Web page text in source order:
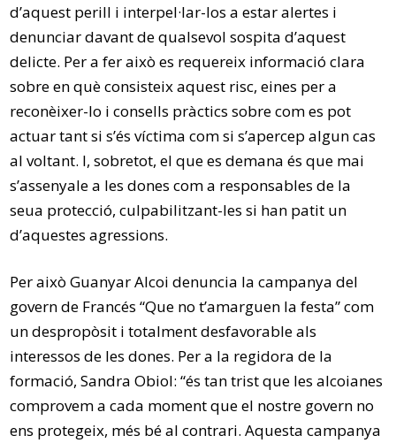
d’aquest perill i interpel·lar-los a estar alertes i
denunciar davant de qualsevol sospita d’aquest
delicte. Per a fer això es requereix informació clara
sobre en què consisteix aquest risc, eines per a
reconèixer-lo i consells pràctics sobre com es pot
actuar tant si s’és víctima com si s’apercep algun cas
al voltant. I, sobretot, el que es demana és que mai
s’assenyale a les dones com a responsables de la
seua protecció, culpabilitzant-les si han patit un
d’aquestes agressions.
Per això Guanyar Alcoi denuncia la campanya del
govern de Francés “Que no t’amarguen la festa” com
un despropòsit i totalment desfavorable als
interessos de les dones. Per a la regidora de la
formació, Sandra Obiol: “és tan trist que les alcoianes
comprovem a cada moment que el nostre govern no
ens protegeix, més bé al contrari. Aquesta campanya